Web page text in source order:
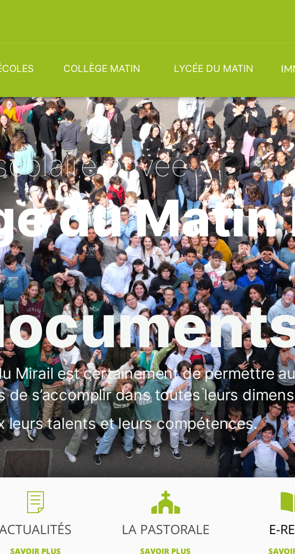
COLLÈGE MATIN LYCÉE DU MATIN
privée
du Matin
Mirail est certainement de permettre
s’accomplir dans toutes leurs
leurs talents et leurs compétences.
SAVOIR PLUS
LA PASTORALE
SAVOIR PLUS
E-